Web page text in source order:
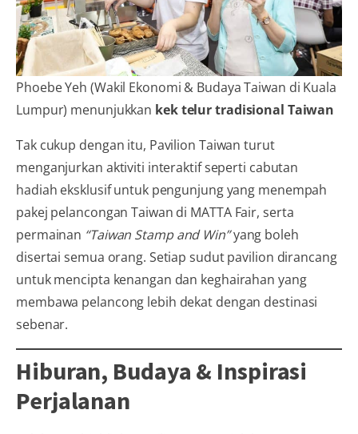
Phoebe Yeh (Wakil Ekonomi & Budaya Taiwan di Kuala
Lumpur) menunjukkan kek telur tradisional Taiwan
Tak cukup dengan itu, Pavilion Taiwan turut
menganjurkan aktiviti interaktif seperti cabutan
hadiah eksklusif untuk pengunjung yang menempah
pakej pelancongan Taiwan di MATTA Fair, serta
permainan “Taiwan Stamp and Win”yang boleh
disertai semua orang. Setiap sudut pavilion dirancang
untuk mencipta kenangan dan keghairahan yang
membawa pelancong lebih dekat dengan destinasi
sebenar.
Hiburan, Budaya & Inspirasi
Perjalanan